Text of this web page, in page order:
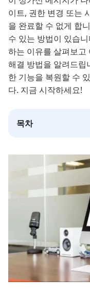
이트, 권한 변경 또는
을 완료할 수 없게 합
수 있는 방법이 있습
하는 이유를 살펴보고
해결 방법을 알려드
한 기능을 복원할 수
다. 지금 시작하세요!
목차